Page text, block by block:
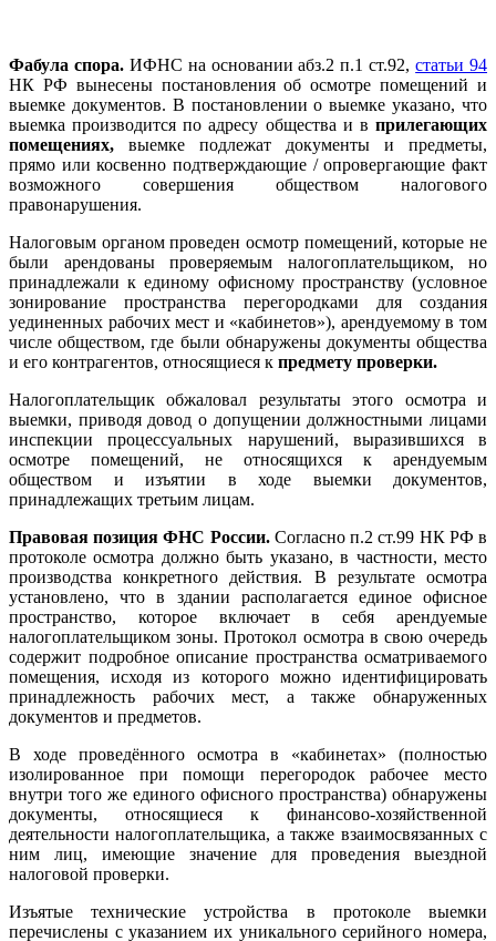
Фабула спора.ИФНС на основании абз.2 п.1 ст.92,статьи 94
НК РФ вынесены постановления об осмотре помещений и
выемке документов. В постановлении о выемке указано, что
выемка производится по адресу общества и в прилегающих
помещениях, выемке подлежат документы и предметы,
прямо или косвенно подтверждающие / опровергающие факт
возможного совершения обществом налогового
правонарушения.
Налоговым органом проведен осмотр помещений, которые не
были арендованы проверяемым налогоплательщиком, но
принадлежали к единому офисному пространству (условное
зонирование пространства перегородками для создания
уединенных рабочих мест и «кабинетов»), арендуемому в том
числе обществом, где были обнаружены документы общества
и его контрагентов, относящиеся к предмету проверки.
Налогоплательщик обжаловал результаты этого осмотра и
выемки, приводя довод о допущении должностными лицами
инспекции процессуальных нарушений, выразившихся в
осмотре помещений, не относящихся к арендуемым
обществом и изъятии в ходе выемки документов,
принадлежащих третьим лицам.
Правовая позиция ФНС России.Согласно п.2 ст.99 НК РФ в
протоколе осмотра должно быть указано, в частности, место
производства конкретного действия. В результате осмотра
установлено, что в здании располагается единое офисное
пространство, которое включает в себя арендуемые
налогоплательщиком зоны. Протокол осмотра в свою очередь
содержит подробное описание пространства осматриваемого
помещения, исходя из которого можно идентифицировать
принадлежность рабочих мест, а также обнаруженных
документов и предметов.
В ходе проведённого осмотра в «кабинетах» (полностью
изолированное при помощи перегородок рабочее место
внутри того же единого офисного пространства) обнаружены
документы, относящиеся к финансово-хозяйственной
деятельности налогоплательщика, а также взаимосвязанных с
ним лиц, имеющие значение для проведения выездной
налоговой проверки.
Изъятые технические устройства в протоколе выемки
перечислены с указанием их уникального серийного номера,